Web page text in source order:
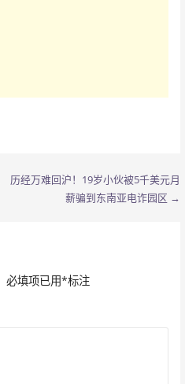
历经万难回沪！19岁小伙被5千美元月
薪骗到东南亚电诈园区 →
必填项已用*标注